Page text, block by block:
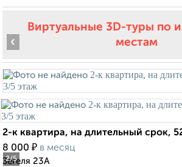
Виртуальные 3D-туры по
местам
2/5
‹
2-к квартира, на длительный срок,
8 000 ₽ в месяц
Зегеля 23А